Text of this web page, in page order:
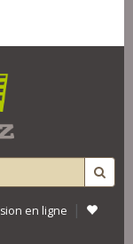
en ligne |